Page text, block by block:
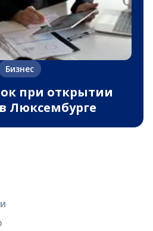
Бизнес
при открытии
Люксембурге